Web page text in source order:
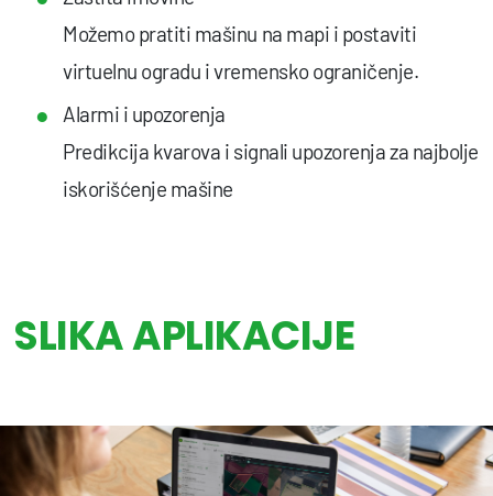
Možemo pratiti mašinu na mapi i postaviti
virtuelnu ogradu i vremensko ograničenje.
Alarmi i upozorenja
Predikcija kvarova i signali upozorenja za najbolje
iskorišćenje mašine
SLIKA APLIKACIJE